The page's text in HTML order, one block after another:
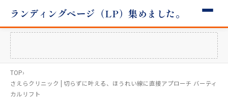
ランディングページ（LP）集めました。
TOP›
さえらクリニック | 切らずに叶える、ほうれい線に直接アプローチ バーティ
カルリフト